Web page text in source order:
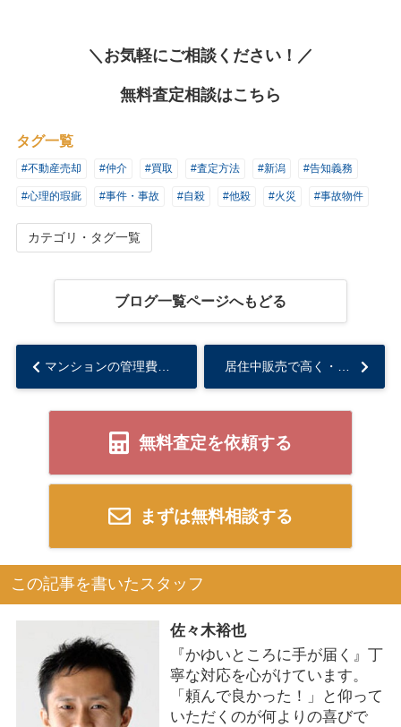
＼お気軽にご相談ください！／
無料査定相談はこちら
タグ一覧
#不動産売却 #仲介 #買取 #査定方法 #新潟 #告知義務
#心理的瑕疵 #事件・事故 #自殺 #他殺 #火災 #事故物件
カテゴリ・タグ一覧
ブログ一覧ページへもどる
マンションの管理費修繕積立金の滞納に注意...
無料査定を依頼する
まずは無料相談する
この記事を書いたスタッフ
佐々木裕也
『かゆいところに手が届く』丁
寧な対応を心がけています。
「頼んで良かった！」と仰って
いただくのが何よりの喜びで